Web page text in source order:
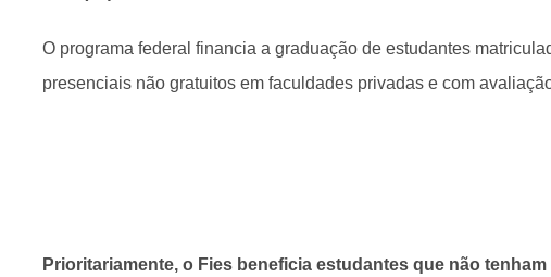
O programa federal financia a graduação de estudantes
presenciais não gratuitos em faculdades privadas e com
Prioritariamente, o Fies beneficia estudantes que não